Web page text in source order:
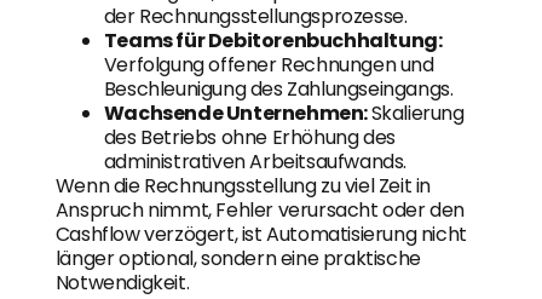
der Rechnungsstellungsprozesse.
Teams für Debitorenbuchhaltung:
Verfolgung offener Rechnungen und
Beschleunigung des Zahlungseingangs.
Wachsende Unternehmen:Skalierung
des Betriebs ohne Erhöhung des
administrativen Arbeitsaufwands.
Wenn die Rechnungsstellung zu viel Zeit in
Anspruch nimmt, Fehler verursacht oder den
Cashflow verzögert, ist Automatisierung nicht
länger optional, sondern eine praktische
Notwendigkeit.